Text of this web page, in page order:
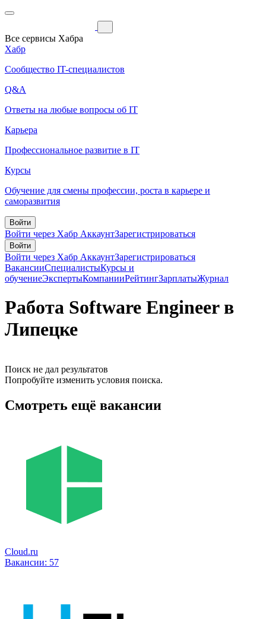
Все сервисы Хабра
Хабр
Сообщество IT-специалистов
Q&A
Ответы на любые вопросы об IT
Карьера
Профессиональное развитие в IT
Курсы
Обучение для смены профессии, роста в карьере и
саморазвития
Войти
Войти через Хабр АккаунтЗарегистрироваться
Войти
Войти через Хабр АккаунтЗарегистрироваться
ВакансииСпециалистыКурсы и
обучениеЭкспертыКомпанииРейтингЗарплатыЖурнал
Работа Software Engineer в
Липецке
Поиск не дал результатов
Попробуйте изменить условия поиска.
Смотреть ещё вакансии
Cloud.ru
Вакансии: 57